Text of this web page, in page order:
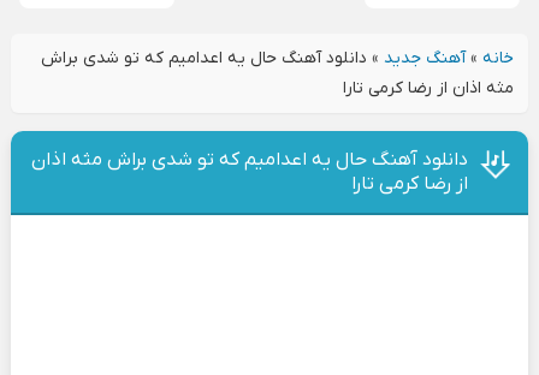
خانه»آهنگ جدید » دانلود آهنگ ﺣﺎل ﻳﻪ اﻋﺪاﻣﻴﻢ ﻛﻪ ﺗﻮ ﺷﺪی ﺑﺮاش
ﻣﺜﻪ اذان از رضا کرمی تارا
دانلود آهنگ ﺣﺎل ﻳﻪ اﻋﺪاﻣﻴﻢ ﻛﻪ ﺗﻮ ﺷﺪی ﺑﺮاش ﻣﺜﻪ اذان
از رضا کرمی تارا